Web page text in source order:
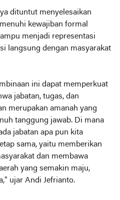
dituntut menyelesaikan
kewajiban formal
menjadi representasi
langsung dengan masyarakat
ini dapat memperkuat
jabatan, tugas, dan
merupakan amanah yang
tanggung jawab. Di mana
jabatan apa pun kita
sama, yaitu memberikan
dan membawa
yang semakin maju,
ujar Andi Jefrianto.